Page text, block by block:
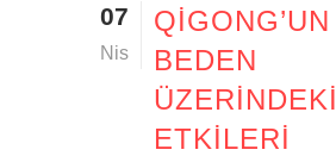
07
Nis
QIGONG’UN
BEDEN
ÜZERINDEKI
ETKILERI